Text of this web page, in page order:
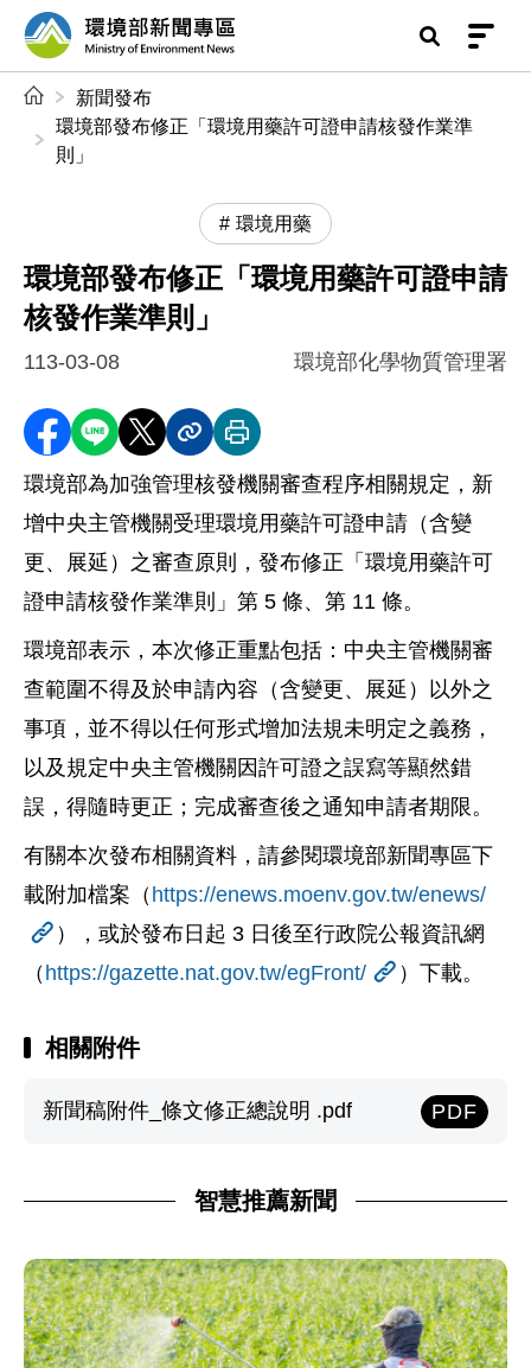
前往中央內容區塊
環境部新聞專區
新聞發布
環境部發布修正「環境用藥許可證申請核發作業準
則」
環境用藥
環境部發布修正「環境用藥許可證申請
核發作業準則」
113-03-08 環境部化學物質管理署
分享至 Facebook
分享到 LINE
分享到 X分享內容連結
列印本頁
環境部為加強管理核發機關審查程序相關規定，新
增中央主管機關受理環境用藥許可證申請（含變
更、展延）之審查原則，發布修正「環境用藥許可
證申請核發作業準則」第 5 條、第 11 條。
環境部表示，本次修正重點包括：中央主管機關審
查範圍不得及於申請內容（含變更、展延）以外之
事項，並不得以任何形式增加法規未明定之義務，
以及規定中央主管機關因許可證之誤寫等顯然錯
誤，得隨時更正；完成審查後之通知申請者期限。
有關本次發布相關資料，請參閱環境部新聞專區下
載附加檔案（ https://enews.moenv.gov.tw/enews/
），或於發布日起 3 日後至行政院公報資訊網
（ https://gazette.nat.gov.tw/egFront/ ）下載。
相關附件
新聞稿附件_條文修正總說明 .pdf PDF
智慧推薦新聞